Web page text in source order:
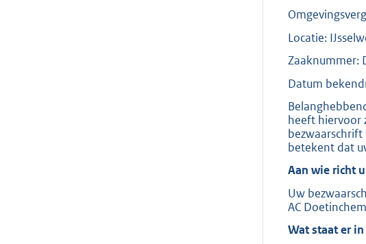
Locatie:
Zaaknummer:
Datum
heeft hiervoor
betekent dat
Aan wie richt
Uw
AC
Wat staat er